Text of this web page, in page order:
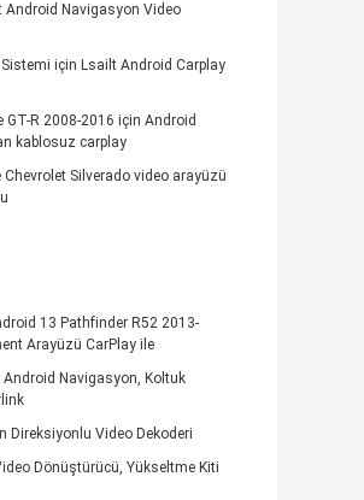
Navigasyon Video
için Lsailt Android Carplay
R 2008-2016 için Android
kablosuz carplay
Chevrolet Silverado video arayüzü
13 Pathfinder R52 2013-
Arayüzü CarPlay ile
Navigasyon, Koltuk
Direksiyonlu Video Dekoderi
Dönüştürücü, Yükseltme Kiti